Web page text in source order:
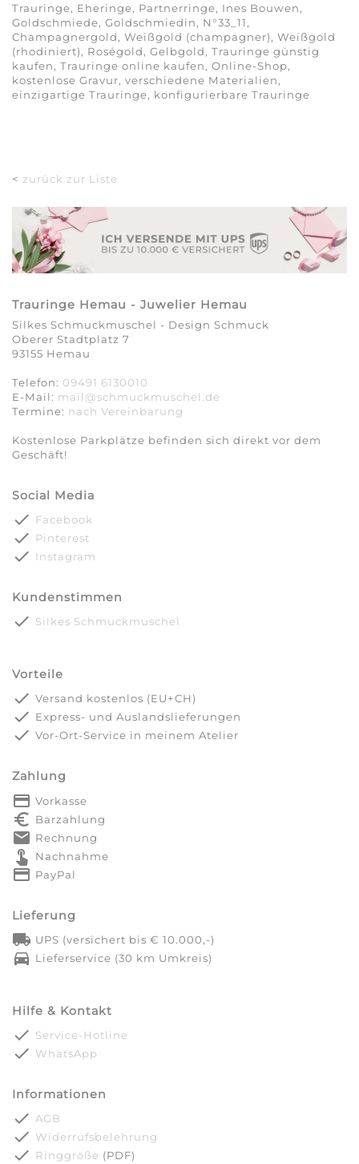
Trauringe, Eheringe, Partnerringe, Ines Bouwen,
Goldschmiede, Goldschmiedin, N°33_11,
Champagnergold, Weißgold (champagner), Weißgold
(rhodiniert), Roségold, Gelbgold, Trauringe günstig
kaufen, Trauringe online kaufen, Online-Shop,
kostenlose Gravur, verschiedene Materialien,
einzigartige Trauringe, konfigurierbare Trauringe
< zurück zur Liste
Trauringe Hemau - Juwelier Hemau
Silkes Schmuckmuschel - Design Schmuck
Oberer Stadtplatz 7
93155 Hemau
Telefon: 09491 6130010
E-Mail: mail@schmuckmuschel.de
Termine: nach Vereinbarung​​​​​​​
Kostenlose Parkplätze befinden sich direkt vor dem
Geschäft!
Social Media
done Facebook
done Pinterest
done Instagram
Kundenstimmen
done Silkes Schmuckmuschel
Vorteile
done Versand kostenlos (EU+CH)
done Express- und Auslandslieferungen
done Vor-Ort-Service in meinem Atelier
Zahlung
payment Vorkasse
euro_symbol Barzahlung
markunread Rechnung
touch_app Nachnahme
credit_card PayPal
Lieferung
local_shipping UPS (versichert bis € 10.000,-)
directions_car Lieferservice (30 km Umkreis)
Hilfe & Kontakt
done Service-Hotline
done WhatsApp
Informationen
done AGB
done Widerrufsbelehrung
done Ringgröße (PDF)